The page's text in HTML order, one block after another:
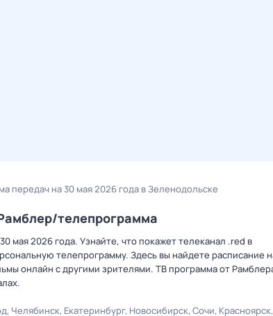
передач на 30 мая 2026 года в Зеленодольске
телепрограмма
мая 2026 года. Узнайте, что покажет телеканал .red в
телепрограмму. Здесь вы найдете расписание
онлайн с другими зрителями. ТВ программа от
Челябинск Екатеринбург Новосибирск Сочи Красноярск